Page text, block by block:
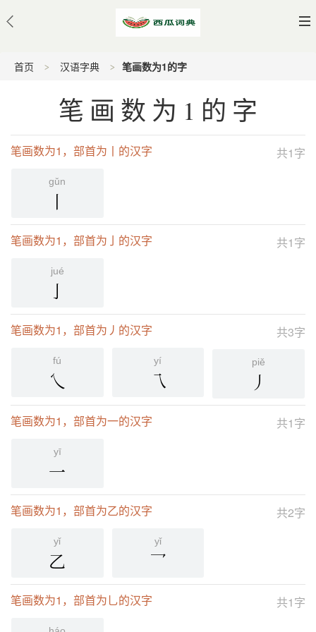
首页 汉语字典 笔画数为1的字
笔画数为1的字
共1字
笔画数为1，部首为丨的汉字
gǔn
丨
共1字
笔画数为1，部首为亅的汉字
jué
亅
共3字
笔画数为1，部首为丿的汉字
fú
乀
yí
乁
piě
丿
共1字
笔画数为1，部首为一的汉字
yī
一
共2字
笔画数为1，部首为乙的汉字
yǐ
乙
yǐ
乛
共1字
笔画数为1，部首为乚的汉字